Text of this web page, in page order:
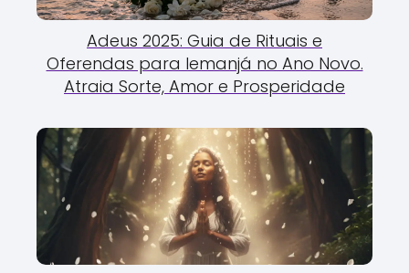
Adeus 2025: Guia de Rituais e
Oferendas para Iemanjá no Ano Novo.
Atraia Sorte, Amor e Prosperidade